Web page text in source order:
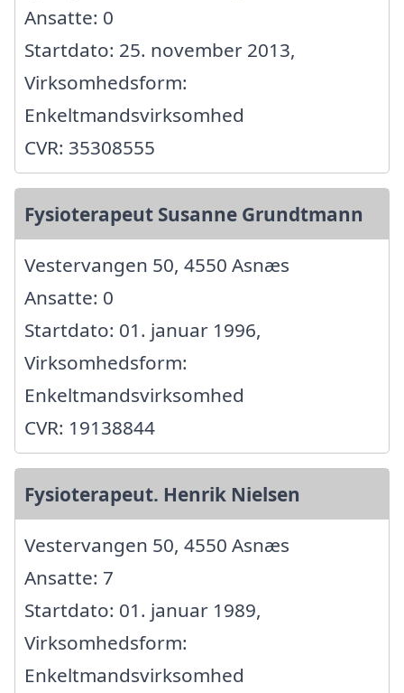
Ansatte: 0
Startdato: 25. november 2013,
Virksomhedsform:
Enkeltmandsvirksomhed
CVR: 35308555
Fysioterapeut Susanne Grundtmann
Vestervangen 50, 4550 Asnæs
Ansatte: 0
Startdato: 01. januar 1996,
Virksomhedsform:
Enkeltmandsvirksomhed
CVR: 19138844
Fysioterapeut. Henrik Nielsen
Vestervangen 50, 4550 Asnæs
Ansatte: 7
Startdato: 01. januar 1989,
Virksomhedsform:
Enkeltmandsvirksomhed